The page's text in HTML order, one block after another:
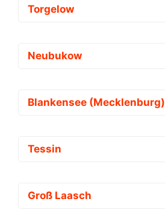
Torgelow
Neubukow
Blankensee (Mecklenburg)
Tessin
Groß Laasch